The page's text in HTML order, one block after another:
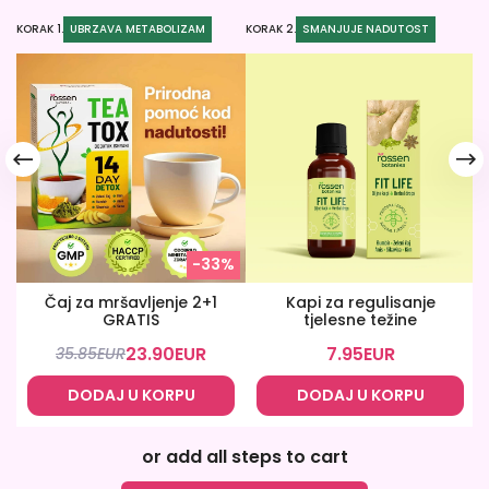
KORAK 1. UBRZAVA METABOLIZAM
-33%
Čaj za mršavljenje 2+1
GRATIS
35.85EUR23.90EUR
DODAJ U KORPU
KORAK 2. SMANJUJE NADUTOST
Kapi za regulisanje
tjelesne težine
7.95EUR
DODAJ U KORPU
or add all steps to cart